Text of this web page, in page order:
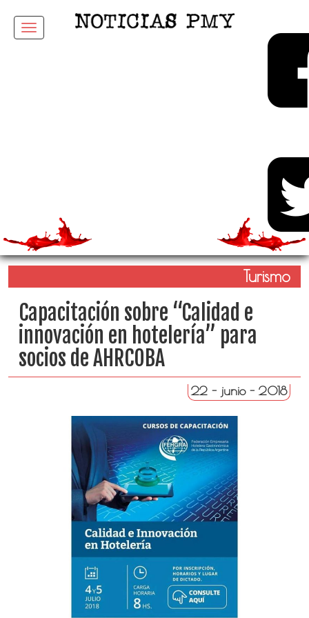
Menu
Turismo
Capacitación sobre “Calidad e
innovación en hotelería” para
socios de AHRCOBA
22 - junio - 2018